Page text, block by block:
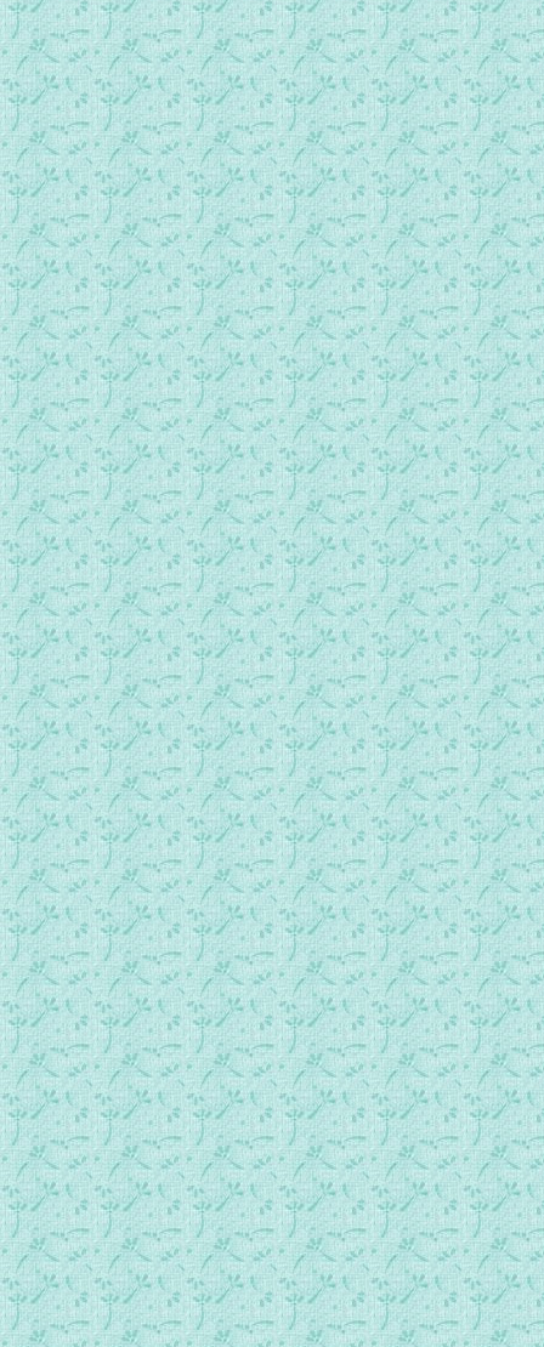
10_传道人的典范02
11_诺厄的圣约.mp3
12_巴贝尔塔01.mp3
12_巴贝尔塔02.mp3
13_神国的亚巴郎01.mp3
13_神国的亚巴郎02.mp3
15_应许01.mp3
15_应许02.mp3
16_私欲之子01.mp3
16_私欲之子02.mp3
17_应许之子01.mp3
17_应许之子02.mp3
18_亚巴郎的代祷01.mp3
18_亚巴郎的代祷02.mp3
19_被异像抓住的人01.mp3
19_被异像抓住的人02.mp3
20_亚巴郎的敞开01.mp3
20_亚巴郎的敞开02.mp3